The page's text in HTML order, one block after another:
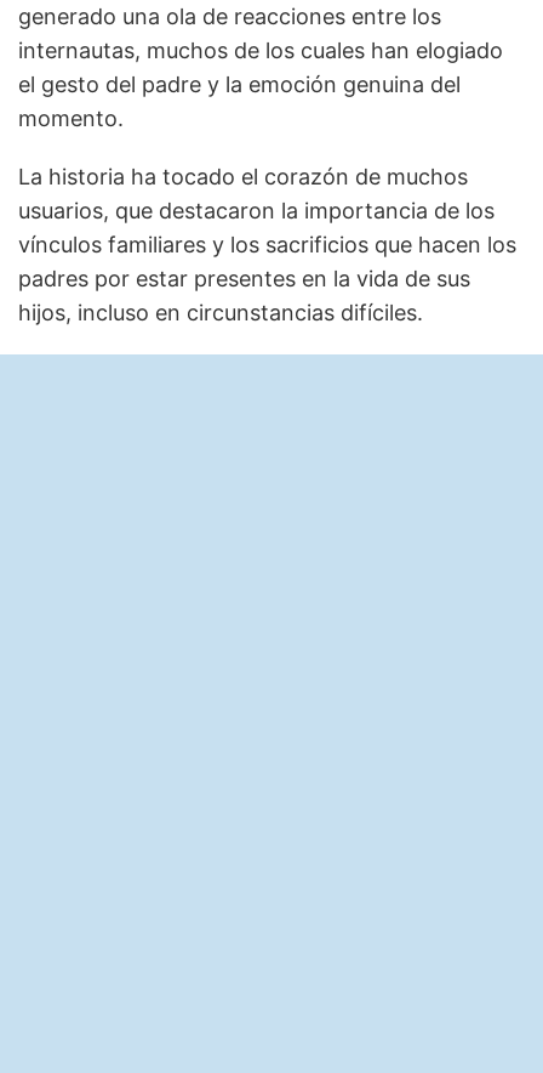
generado una ola de reacciones entre los
internautas, muchos de los cuales han elogiado
el gesto del padre y la emoción genuina del
momento.
La historia ha tocado el corazón de muchos
usuarios, que destacaron la importancia de los
vínculos familiares y los sacrificios que hacen los
padres por estar presentes en la vida de sus
hijos, incluso en circunstancias difíciles.